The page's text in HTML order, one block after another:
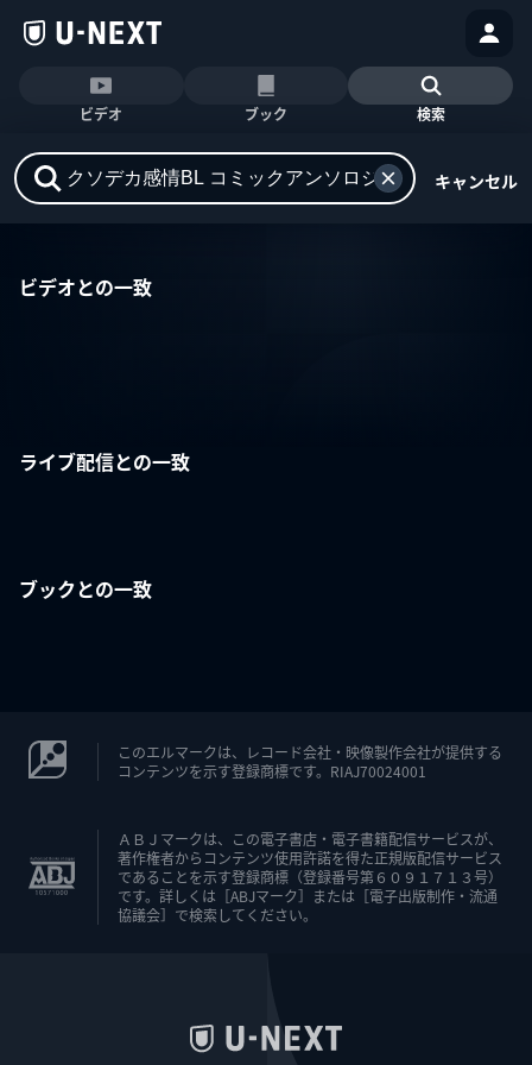
ビデオ ブック 検索
キャンセル
ビデオとの一致
ライブ配信との一致
ブックとの一致
このエルマークは、レコード会社・映像製作会社が提供する
コンテンツを示す登録商標です。RIAJ70024001
ＡＢＪマークは、この電子書店・電子書籍配信サービスが、
著作権者からコンテンツ使用許諾を得た正規版配信サービス
であることを示す登録商標（登録番号第６０９１７１３号）
です。詳しくは［ABJマーク］または［電子出版制作・流通
協議会］で検索してください。